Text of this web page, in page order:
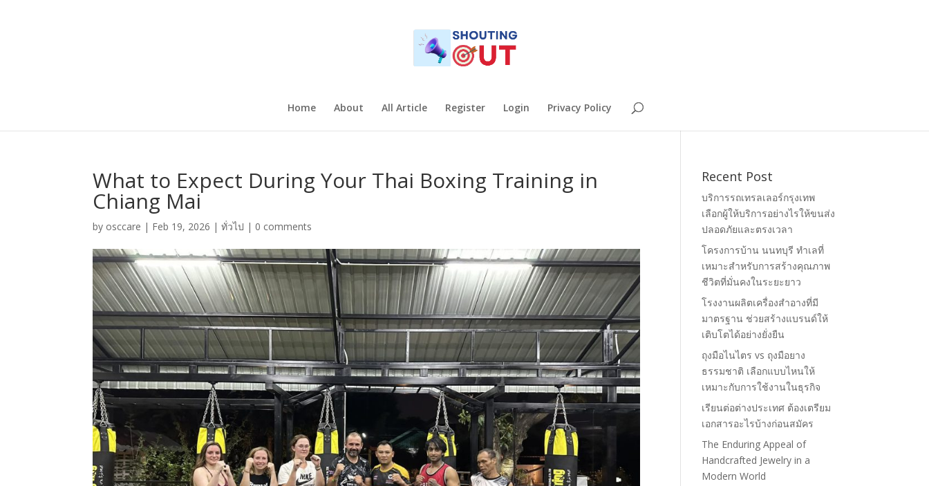
Home About All Article Register Login Privacy Policy
What to Expect During Your Thai Boxing Training in
Chiang Mai
by osccare | Feb 19, 2026 |ทั่วไป | 0 comments
Recent Post
บริการรถเทรลเลอร์กรุงเทพ
เลือกผู้ให้บริการอย่างไรให้ขนส่ง
ปลอดภัยและตรงเวลา
โครงการบ้าน นนทบุรี ทำเลที่
เหมาะสำหรับการสร้างคุณภาพ
ชีวิตที่มั่นคงในระยะยาว
โรงงานผลิตเครื่องสำอางที่มี
มาตรฐาน ช่วยสร้างแบรนด์ให้
เติบโตได้อย่างยั่งยืน
ถุงมือไนไตร vs ถุงมือยาง
ธรรมชาติ เลือกแบบไหนให้
เหมาะกับการใช้งานในธุรกิจ
เรียนต่อต่างประเทศ ต้องเตรียม
เอกสารอะไรบ้างก่อนสมัคร
The Enduring Appeal of
Handcrafted Jewelry in a
Modern World